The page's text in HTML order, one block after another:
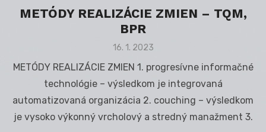
METÓDY REALIZÁCIE ZMIEN – TQM,
BPR
Posted
16. 1. 2023
METÓDY REALIZÁCIE ZMIEN 1. progresívne informačné
technológie – výsledkom je integrovaná
automatizovaná organizácia 2. couching – výsledkom
je vysoko výkonný vrcholový a stredný manažment 3.